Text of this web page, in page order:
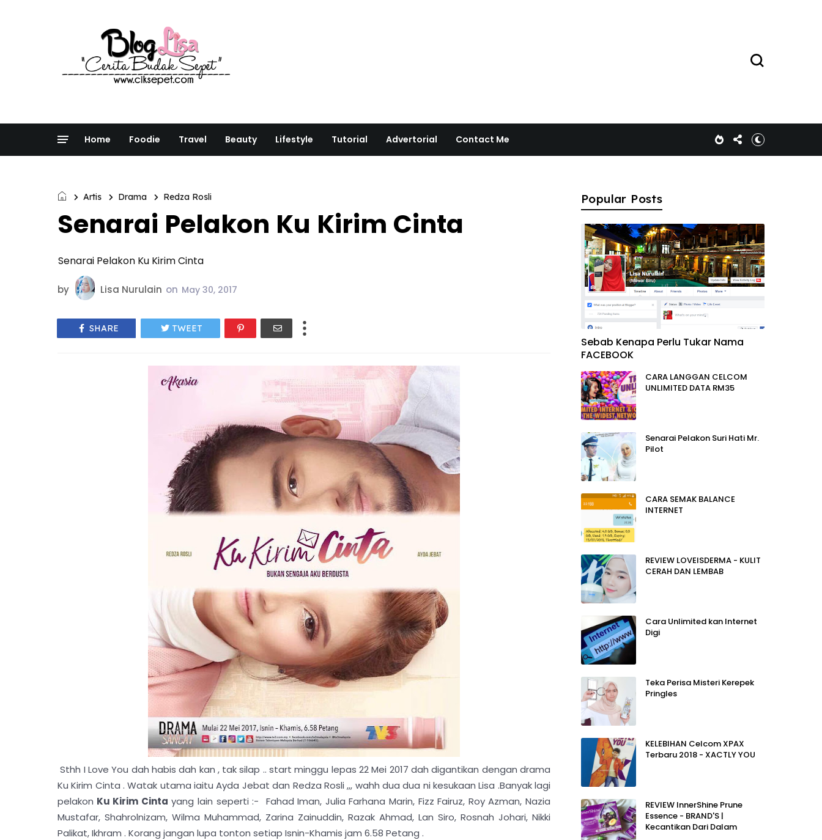
Home Foodie Travel Beauty Lifestyle Tutorial Advertorial Contact Me
Artis Drama Redza Rosli
Senarai Pelakon Ku Kirim Cinta
Senarai Pelakon Ku Kirim Cinta
by Lisa Nurulain on May 30, 2017
SHARE TWEET
Sthh I Love You dah habis dah kan , tak silap .. start minggu lepas 22 Mei 2017 dah digantikan dengan drama
Ku Kirim Cinta . Watak utama iaitu Ayda Jebat dan Redza Rosli ,,, wahh dua dua ni kesukaan Lisa .Banyak lagi
pelakon Ku Kirim Cinta yang lain seperti :- Fahad Iman, Julia Farhana Marin, Fizz Fairuz, Roy Azman, Nazia
Mustafar, Shahrolnizam, Wilma Muhammad, Zarina Zainuddin, Razak Ahmad, Lan Siro, Rosnah Johari, Nikki
Palikat, Ikhram . Korang jangan lupa tonton setiap Isnin-Khamis jam 6.58 Petang .
Popular Posts
Sebab Kenapa Perlu Tukar Nama
FACEBOOK
CARA LANGGAN CELCOM
UNLIMITED DATA RM35
Senarai Pelakon Suri Hati Mr.
Pilot
CARA SEMAK BALANCE
INTERNET
REVIEW LOVEISDERMA - KULIT
CERAH DAN LEMBAB
Cara Unlimited kan Internet
Digi
Teka Perisa Misteri Kerepek
Pringles
KELEBIHAN Celcom XPAX
Terbaru 2018 - XACTLY YOU
REVIEW InnerShine Prune
Essence - BRAND'S |
Kecantikan Dari Dalam